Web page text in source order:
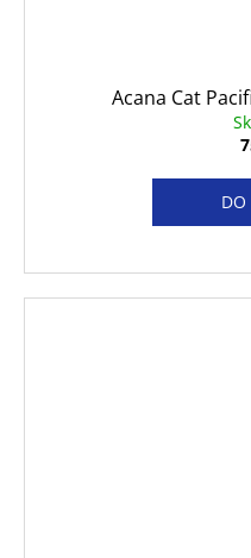
Acana Cat
DO